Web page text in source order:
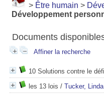
> Être humain >
Développement
Documents
Affiner la recherche
10 Solutions contre le
les 13 lois / Tucker, Linda